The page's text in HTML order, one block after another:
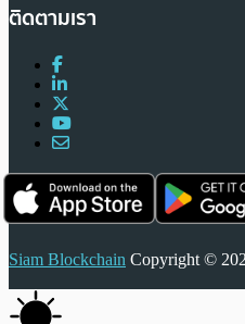
ติดตามเรา
Siam Blockchain Copyright ©